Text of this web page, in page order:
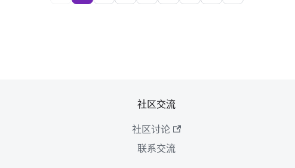
社区交流
社区讨论
联系交流